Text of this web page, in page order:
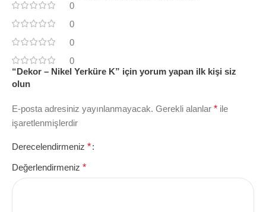
0
0
0
0
“Dekor – Nikel Yerküre K” için yorum yapan ilk kişi siz
olun
E-posta adresiniz yayınlanmayacak. Gerekli alanlar * ile
işaretlenmişlerdir
Derecelendirmeniz *
Değerlendirmeniz *